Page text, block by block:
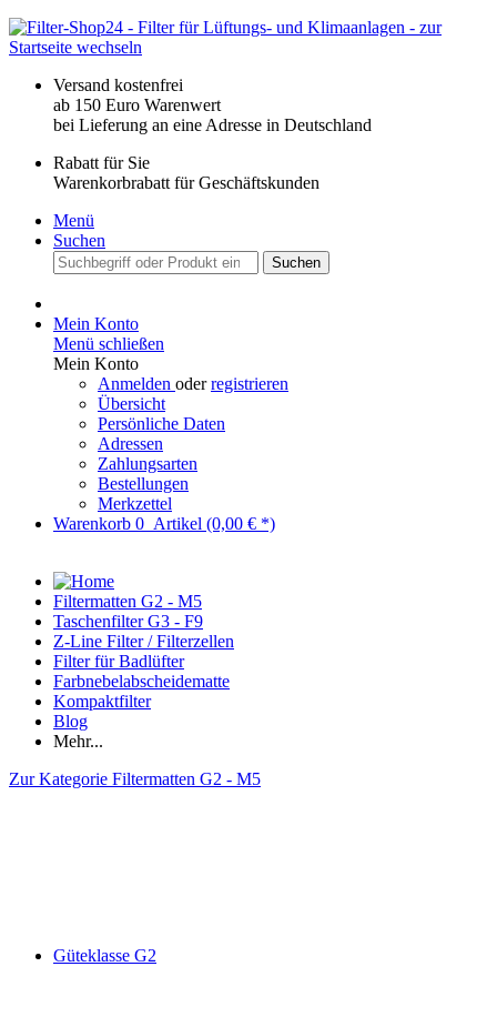
Versand kostenfrei
ab 150 Euro Warenwert
bei Lieferung an eine Adresse in Deutschland
Rabatt für Sie
Warenkorbrabatt für Geschäftskunden
Menü
Suchen
Suchen
Mein Konto
Menü schließen
Mein Konto
Anmelden oderregistrieren
Übersicht
Persönliche Daten
Adressen
Zahlungsarten
Bestellungen
Merkzettel
Warenkorb 0 Artikel (0,00 € *)
Filtermatten G2 - M5
Taschenfilter G3 - F9
Z-Line Filter / Filterzellen
Filter für Badlüfter
Farbnebelabscheidematte
Kompaktfilter
Blog
Mehr...
Zur Kategorie Filtermatten G2 - M5
Güteklasse G2